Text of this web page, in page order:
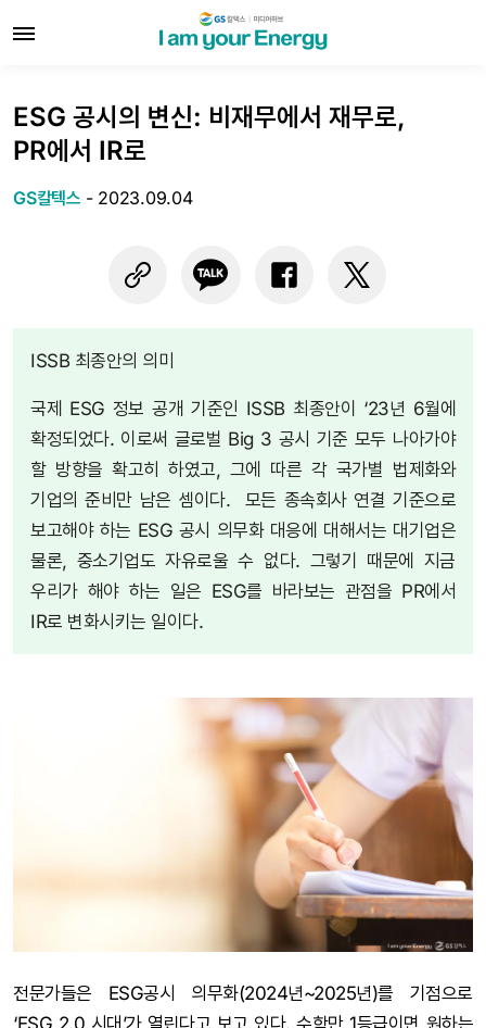
ESG 공시의 변신: 비재무에서 재무로,
PR에서 IR로
GS칼텍스 - 2023.09.04
ISSB 최종안의 의미
국제 ESG 정보 공개 기준인 ISSB 최종안이 ‘23년 6월에
확정되었다. 이로써 글로벌 Big 3 공시 기준 모두 나아가야
할 방향을 확고히 하였고, 그에 따른 각 국가별 법제화와
기업의 준비만 남은 셈이다. 모든 종속회사 연결 기준으로
보고해야 하는 ESG 공시 의무화 대응에 대해서는 대기업은
물론, 중소기업도 자유로울 수 없다. 그렇기 때문에 지금
우리가 해야 하는 일은 ESG를 바라보는 관점을 PR에서
IR로 변화시키는 일이다.
전문가들은 ESG공시 의무화(2024년~2025년)를 기점으로
‘ESG 2.0 시대’가 열린다고 보고 있다. 수학만 1등급이면 원하는